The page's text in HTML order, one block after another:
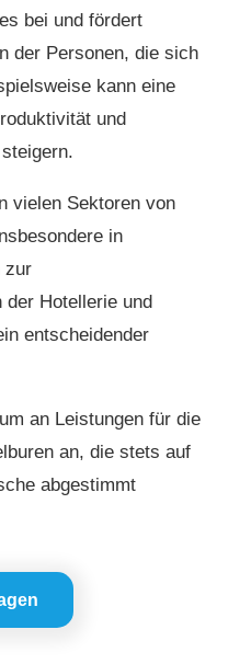
bei und fördert
der Personen, die sich
kann eine
und
vielen Sektoren von
in
zur
der Hotellerie und
entscheidender
an Leistungen für die
an, die stets auf
abgestimmt